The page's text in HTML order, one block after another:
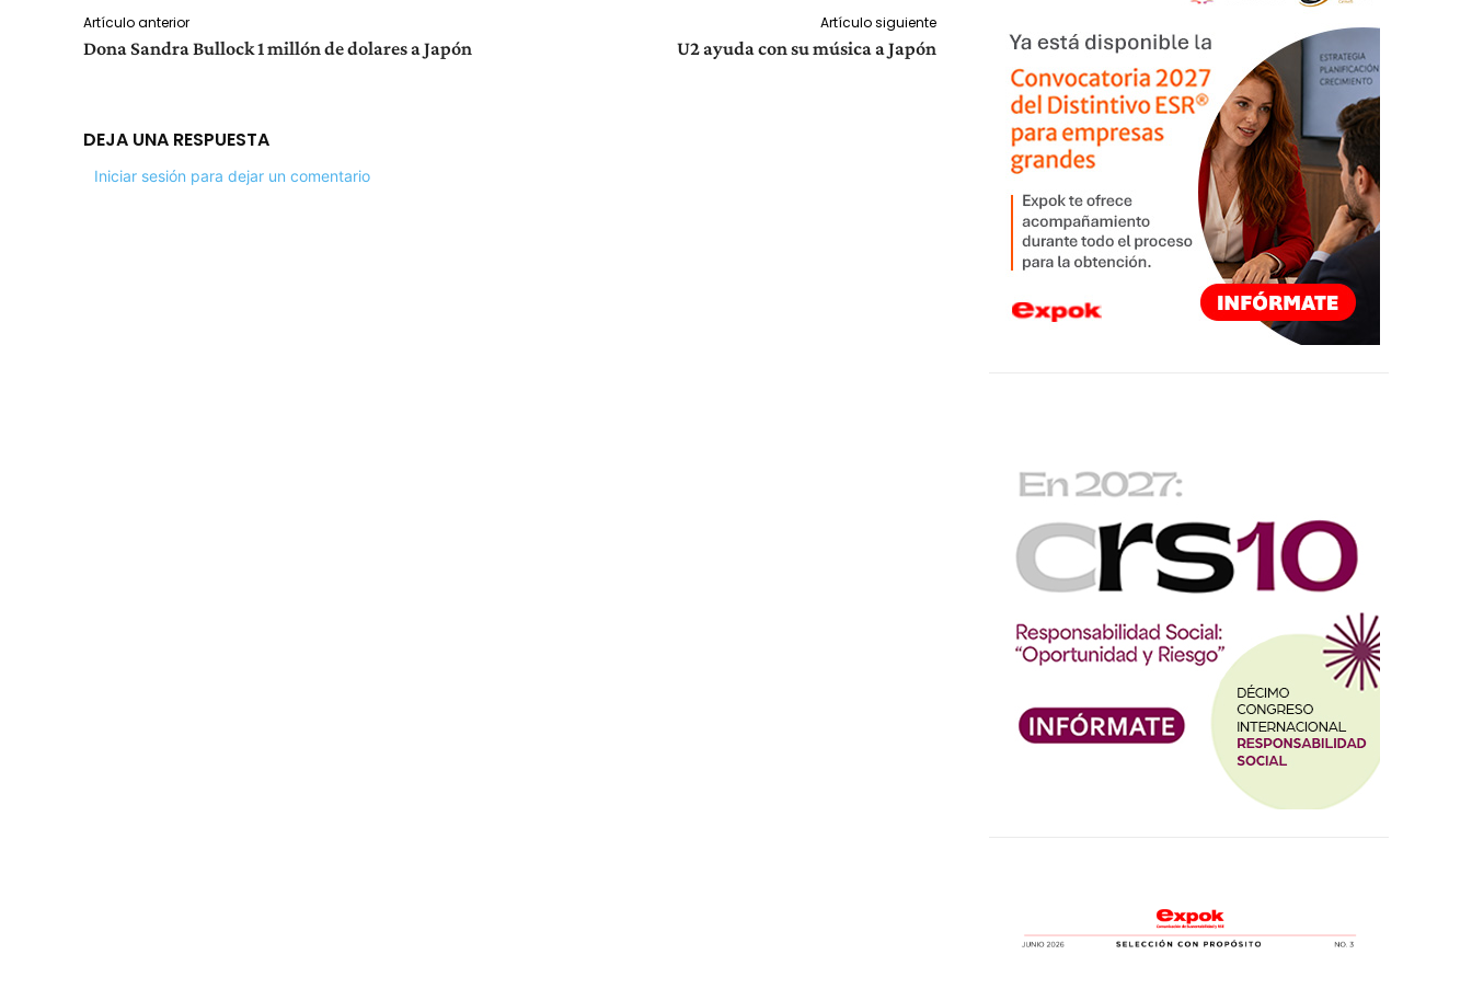
Artículo anterior
Dona Sandra Bullock 1 millón de dolares a Japón
Artículo siguiente
U2 ayuda con su música a Japón
DEJA UNA RESPUESTA
Iniciar sesión para dejar un comentario